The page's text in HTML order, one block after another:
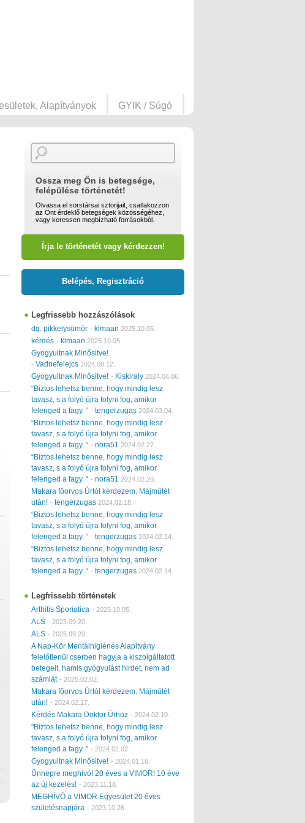
Alapítványok GYIK / Súgó
Ossza meg Ön is betegsége,
felépülése történetét!
Olvassa el sorstársai sztorijait, csatlakozzon
az Önt érdeklő betegségek közösségéhez,
vagy keressen megbízható forrásokból.
Írja le történetét vagy kérdezzen!
Belépés, Regisztráció
Legfrissebb hozzászólások
dg. pikkelysömör - klmaan 2025.10.05.
kérdés - klmaan 2025.10.05.
Gyogyultnak Minősitve!
- Vadnefelejcs 2024.08.12.
Gyogyultnak Minősitve! - Kiskiraly 2024.04.06.
“Biztos lehetsz benne, hogy mindig lesz
tavasz, s a folyó újra folyni fog, amikor
felenged a fagy. “ - tengerzugas 2024.03.04.
“Biztos lehetsz benne, hogy mindig lesz
tavasz, s a folyó újra folyni fog, amikor
felenged a fagy. “ - nora51 2024.02.27.
“Biztos lehetsz benne, hogy mindig lesz
tavasz, s a folyó újra folyni fog, amikor
felenged a fagy. “ - nora51 2024.02.20.
Makara főorvos Úrtól kérdezem. Májműtét
után! - tengerzugas 2024.02.18.
“Biztos lehetsz benne, hogy mindig lesz
tavasz, s a folyó újra folyni fog, amikor
felenged a fagy. “ - tengerzugas 2024.02.14.
“Biztos lehetsz benne, hogy mindig lesz
tavasz, s a folyó újra folyni fog, amikor
felenged a fagy. “ - tengerzugas 2024.02.14.
Legfrissebb történetek
Arthitis Sporiatica - 2025.10.05.
ALS - 2025.09.20.
ALS - 2025.09.20.
A Nap-Kör Mentálhigiénés Alapítvány
felelőtlenül cserben hagyja a kiszolgáltatott
betegeit, hamis gyógyulást hirdet, nem ad
számlát - 2025.02.02.
Makara főorvos Úrtól kérdezem. Májműtét
után! - 2024.02.17.
Kérdés Makara Doktor Úrhoz - 2024.02.10.
"Biztos lehetsz benne, hogy mindig lesz
tavasz, s a folyó újra folyni fog, amikor
felenged a fagy. " - 2024.02.02.
Gyogyultnak Minősitve! - 2024.01.16.
Ünnepre meghívó! 20 éves a VIMOR! 10 éve
az új kezelés! - 2023.11.18.
MEGHÍVÓ a VIMOR Egyesület 20 éves
születésnapjára - 2023.10.26.